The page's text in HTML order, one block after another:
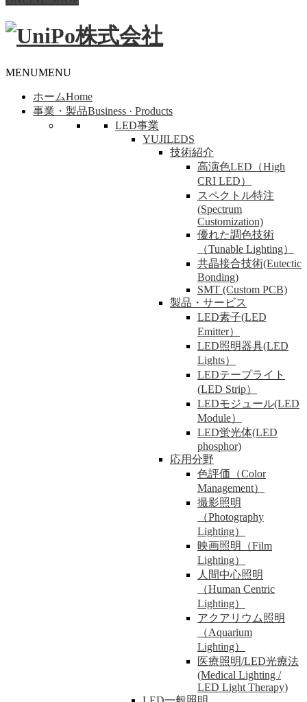
MENUMENU
ホームHome
事業・製品Business · Products
LED事業
YUJILEDS
技術紹介
高演色LED（High
CRI LED）
スペクトル特注
(Spectrum
Customization)
優れた調色技術
（Tunable Lighting）
共晶接合技術(Eutectic
Bonding)
SMT (Custom PCB)
製品・サービス
LED素子(LED
Emitter）
LED照明器具(LED
Lights）
LEDテープライト
(LED Strip）
LEDモジュール(LED
Module）
LED蛍光体(LED
phosphor)
応用分野
色評価（Color
Management）
撮影照明
（Photography
Lighting）
映画照明（Film
Lighting）
人間中心照明
（Human Centric
Lighting）
アクアリウム照明
（Aquarium
Lighting）
医療照明/LED光療法
(Medical Lighting /
LED Light Therapy)